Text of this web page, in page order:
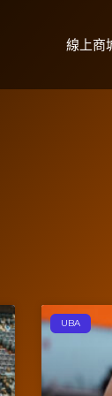
線上商
UBA